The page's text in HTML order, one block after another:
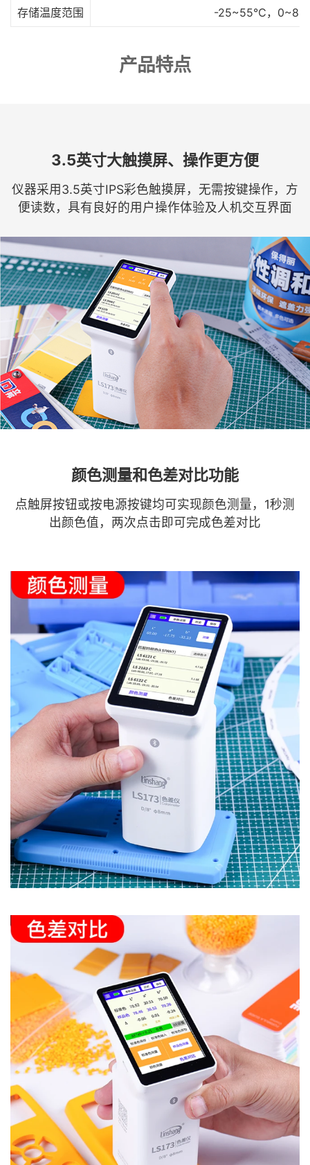
存储温度范围 -25~55℃，
产品特点
3.5英寸大触摸屏、操作更方便
仪器采用3.5英寸IPS彩色触摸屏，无需按键操作，方
便读数，具有良好的用户操作体验及人机交互界面
颜色测量和色差对比功能
点触屏按钮或按电源按键均可实现颜色测量，1秒测
出颜色值，两次点击即可完成色差对比